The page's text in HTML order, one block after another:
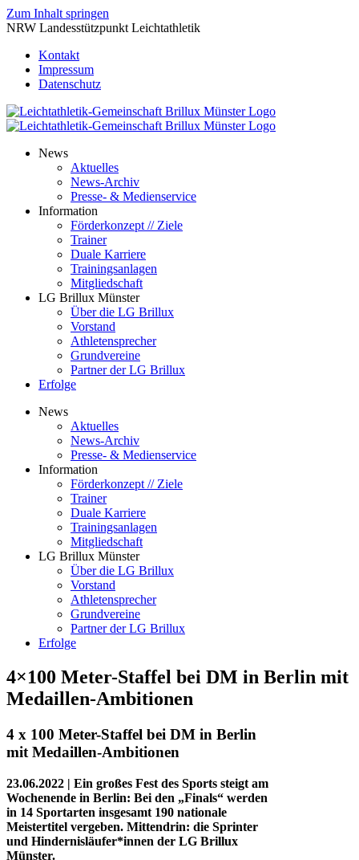
Zum Inhalt springen
NRW Landesstützpunkt Leichtathletik
Kontakt
Impressum
Datenschutz
News
Aktuelles
News-Archiv
Presse- & Medienservice
Information
Förderkonzept // Ziele
Trainer
Duale Karriere
Trainingsanlagen
Mitgliedschaft
LG Brillux Münster
Über die LG Brillux
Vorstand
Athletensprecher
Grundvereine
Partner der LG Brillux
Erfolge
News
Aktuelles
News-Archiv
Presse- & Medienservice
Information
Förderkonzept // Ziele
Trainer
Duale Karriere
Trainingsanlagen
Mitgliedschaft
LG Brillux Münster
Über die LG Brillux
Vorstand
Athletensprecher
Grundvereine
Partner der LG Brillux
Erfolge
4×100 Meter-Staffel bei DM in Berlin mit
Medaillen-Ambitionen
4 x 100 Meter-Staffel bei DM in Berlin
mit Medaillen-Ambitionen
23.06.2022 | Ein großes Fest des Sports steigt am
Wochenende in Berlin: Bei den „Finals“ werden
in 14 Sportarten insgesamt 190 nationale
Meistertitel vergeben. Mittendrin: die Sprinter
und Hindernisläufer*innen der LG Brillux
Münster.